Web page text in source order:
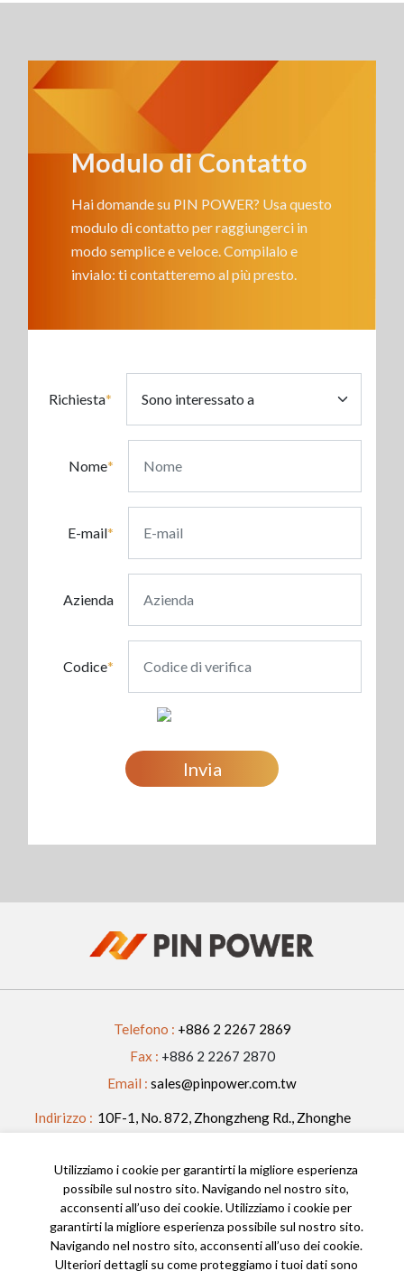
Modulo di Contatto
Hai domande su PIN POWER? Usa questo
modulo di contatto per raggiungerci in
modo semplice e veloce. Compilalo e
invialo: ti contatteremo al più presto.
Richiesta*
Nome*
E-mail*
Azienda
Codice*
Invia
Telefono : +886 2 2267 2869
Fax : +886 2 2267 2870
Email : sales@pinpower.com.tw
Indirizzo : 10F-1, No. 872, Zhongzheng Rd., Zhonghe
SEGUICI
2023 © Pin Power Tutti i diritti riservati.
Utilizziamo i cookie per garantirti la migliore esperienza
possibile sul nostro sito. Navigando nel nostro sito,
acconsenti all’uso dei cookie. Utilizziamo i cookie per
garantirti la migliore esperienza possibile sul nostro sito.
Navigando nel nostro sito, acconsenti all’uso dei cookie.
Ulteriori dettagli su come proteggiamo i tuoi dati sono